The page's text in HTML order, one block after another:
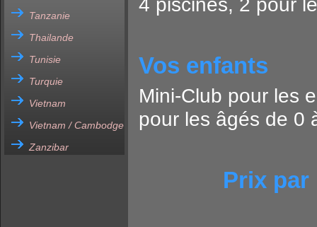
Tanzanie
Thailande
Tunisie
Turquie
Vietnam
Vietnam / Cambodge
Zanzibar
4 piscines, 2 pour
Vos enfants
Mini-Club pour les
pour les âgés de 0
Prix par